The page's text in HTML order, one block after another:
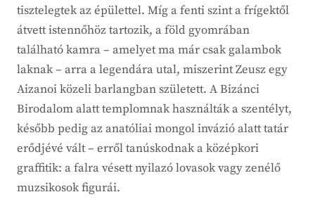
tisztelegtek az épülettel. Míg a fenti szint a frígektől
átvett istennőhöz tartozik, a föld gyomrában
található kamra – amelyet ma már csak galambok
laknak – arra a legendára utal, miszerint Zeusz egy
Aizanoi közeli barlangban született. A Bizánci
Birodalom alatt templomnak használták a szentélyt,
később pedig az anatóliai mongol invázió alatt tatár
erődjévé vált – erről tanúskodnak a középkori
graffitik: a falra vésett nyilazó lovasok vagy zenélő
muzsikosok figurái.